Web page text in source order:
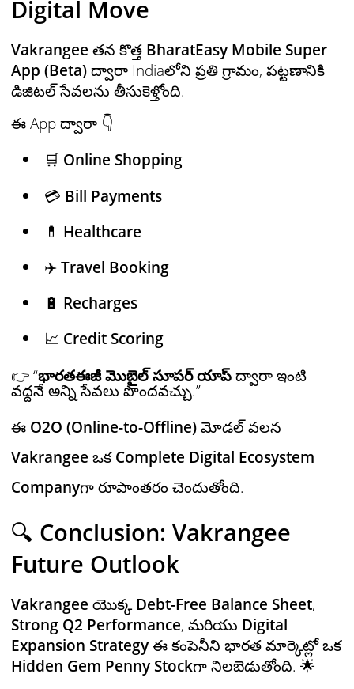
Digital Move
Vakrangee తన కొత్త BharatEasy Mobile Super
App (Beta)ద్వారా Indiaలోని ప్రతి గ్రామం, పట్టణానికి
డిజిటల్ సేవలను తీసుకెళ్తోంది.
ఈ App ద్వారా 👇
🛒 Online Shopping
💳 Bill Payments
💊 Healthcare
✈️Travel Booking
🔋 Recharges
📈 Credit Scoring
👉 “భారతఈజీ మొబైల్ సూపర్ యాప్ద్వారా ఇంటి
వద్దనే అన్ని సేవలు పొందవచ్చు.”
ఈ O2O (Online-to-Offline)మోడల్ వలన
Vakrangee ఒకComplete Digital Ecosystem
Companyగా రూపాంతరం చెందుతోంది.
🔍 Conclusion: Vakrangee
Future Outlook
Vakrangee యొక్కDebt-Free Balance Sheet,
Strong Q2 Performance, మరియు Digital
Expansion Strategyఈ కంపెనీని భారత మార్కెట్లో ఒక
Hidden Gem Penny Stockగా నిలబెడుతోంది. 🌟